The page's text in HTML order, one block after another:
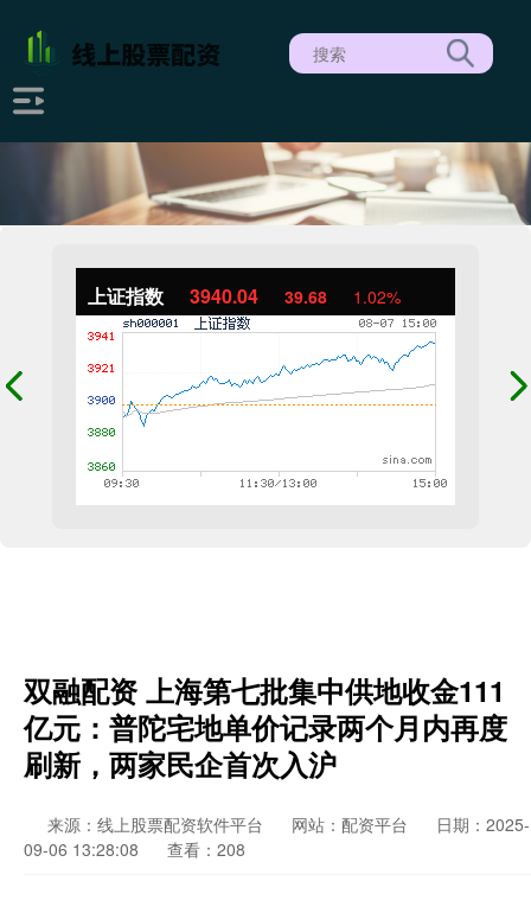
上证指数 3940.04 39.68 1.02%
双融配资 上海第七批集中供地收金111
亿元：普陀宅地单价记录两个月内再度
刷新，两家民企首次入沪
来源：线上股票配资软件平台 网站：配资平台
日期：2025-
09-06 13:28:08
查看：208